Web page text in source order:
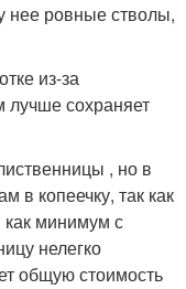
нее ровные стволы,
из-за
лучше сохраняет
, но в
в копеечку, так как
как минимум с
нелегко
общую стоимость